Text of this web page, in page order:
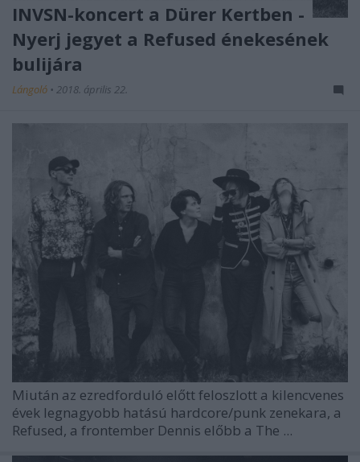
INVSN-koncert a Dürer Kertben -
Nyerj jegyet a Refused énekesének
bulijára
Lángoló • 2018. április 22.
Miután az ezredforduló előtt feloszlott a kilencvenes
évek legnagyobb hatású hardcore/punk zenekara, a
Refused, a frontember Dennis előbb a The ...